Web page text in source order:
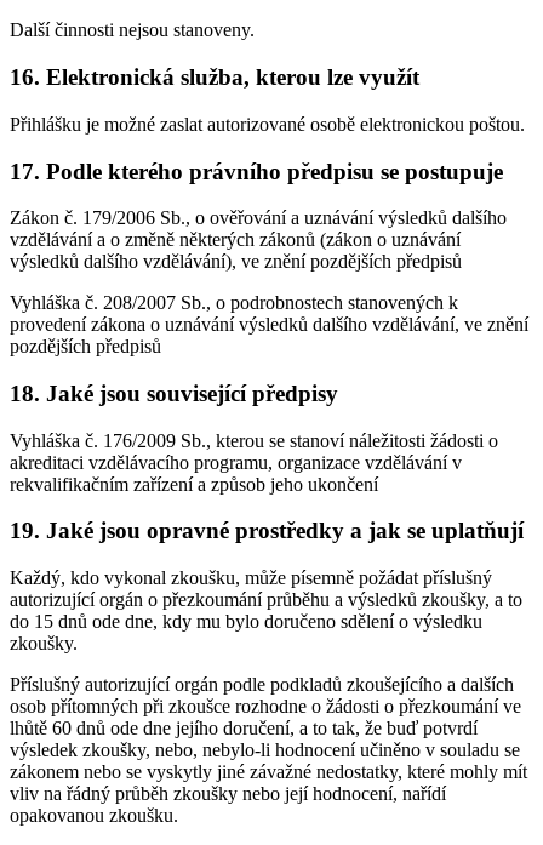
Další činnosti nejsou stanoveny.
16. Elektronická služba, kterou lze využít
Přihlášku je možné zaslat autorizované osobě elektronickou poštou.
17. Podle kterého právního předpisu se postupuje
Zákon č. 179/2006 Sb., o ověřování a uznávání výsledků dalšího
vzdělávání a o změně některých zákonů (zákon o uznávání
výsledků dalšího vzdělávání), ve znění pozdějších předpisů
Vyhláška č. 208/2007 Sb., o podrobnostech stanovených k
provedení zákona o uznávání výsledků dalšího vzdělávání, ve znění
pozdějších předpisů
18. Jaké jsou související předpisy
Vyhláška č. 176/2009 Sb., kterou se stanoví náležitosti žádosti o
akreditaci vzdělávacího programu, organizace vzdělávání v
rekvalifikačním zařízení a způsob jeho ukončení
19. Jaké jsou opravné prostředky a jak se uplatňují
Každý, kdo vykonal zkoušku, může písemně požádat příslušný
autorizující orgán o přezkoumání průběhu a výsledků zkoušky, a to
do 15 dnů ode dne, kdy mu bylo doručeno sdělení o výsledku
zkoušky.
Příslušný autorizující orgán podle podkladů zkoušejícího a dalších
osob přítomných při zkoušce rozhodne o žádosti o přezkoumání ve
lhůtě 60 dnů ode dne jejího doručení, a to tak, že buď potvrdí
výsledek zkoušky, nebo, nebylo-li hodnocení učiněno v souladu se
zákonem nebo se vyskytly jiné závažné nedostatky, které mohly mít
vliv na řádný průběh zkoušky nebo její hodnocení, nařídí
opakovanou zkoušku.